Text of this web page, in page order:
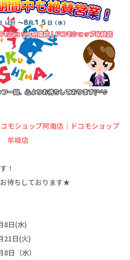
モショップ阿南店｜ドコモショップ
牟岐店
！
待ちしております★
8日(水)
21日(火)
日（水）